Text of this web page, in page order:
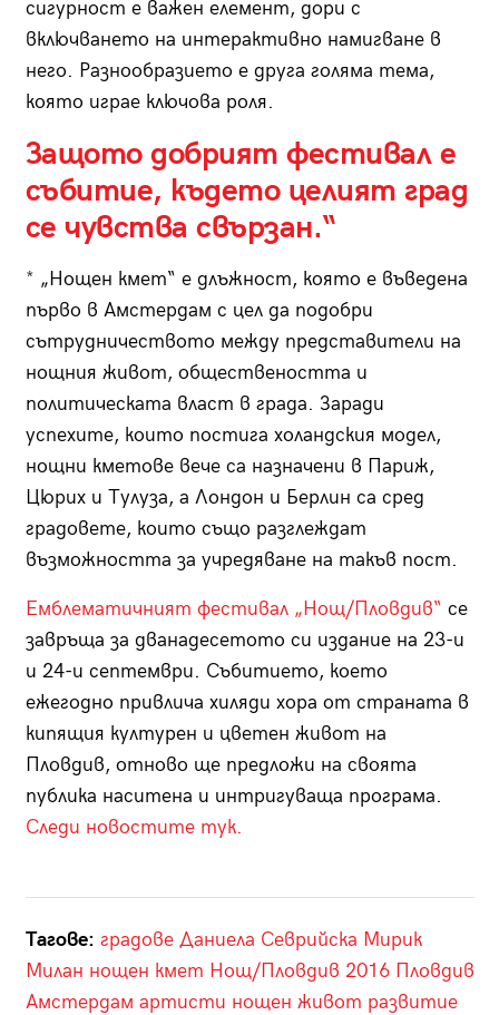
сигурност е важен елемент, дори с
включването на интерактивно намигване в
него. Разнообразието е друга голяма тема,
която играе ключова роля.
Защото добрият фестивал е
събитие, където целият град
се чувства свързан.“
* „Нощен кмет“ е длъжност, която е въведена
първо в Амстердам с цел да подобри
сътрудничеството между представители на
нощния живот, обществеността и
политическата власт в града. Заради
успехите, които постига холандския модел,
нощни кметове вече са назначени в Париж,
Цюрих и Тулуза, а Лондон и Берлин са сред
градовете, които също разглеждат
възможността за учредяване на такъв пост.
Емблематичният фестивал „Нощ/Пловдив“ се
завръща за дванадесетото си издание на 23-и
и 24-и септември. Събитието, което
ежегодно привлича хиляди хора от страната в
кипящия културен и цветен живот на
Пловдив, отново ще предложи на своята
публика наситена и интригуваща програма.
Следи новостите тук.
Тагове: градове Даниела Севрийска Мирик
Милан нощен кмет Нощ/Пловдив 2016 Пловдив
Амстердам артисти нощен живот развитие